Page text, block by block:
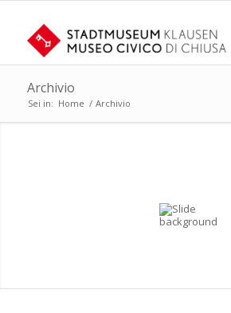
Archivio
Sei in: Home / Archivio